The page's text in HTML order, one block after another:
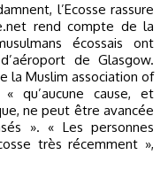
l’Ecosse rassure
rend compte de la
écossais ont
de Glasgow.
la Muslim association of
qu’aucune cause, et
ne peut être avancée
». « Les personnes
très récemment »,